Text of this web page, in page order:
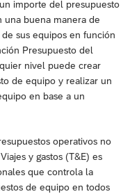
importe del presupuesto
buena manera de
sus equipos en función
Presupuesto del
nivel puede crear
de equipo y realizar un
en base a un
operativos no
y gastos (T&E) es
que controla la
de equipo en todos